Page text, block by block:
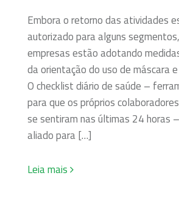
Embora o retorno das atividades
autorizado para alguns
empresas estão adotando
da orientação do uso de máscara
O checklist diário de saúde –
para que os próprios
se sentiram nas últimas 24 horas
aliado para […]
Leia mais